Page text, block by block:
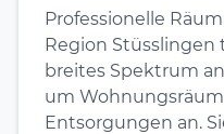
Professionelle
Region Stüsslingen
breites Spektrum
um
Entsorgungen an.